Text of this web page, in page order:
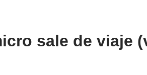
sale de viaje